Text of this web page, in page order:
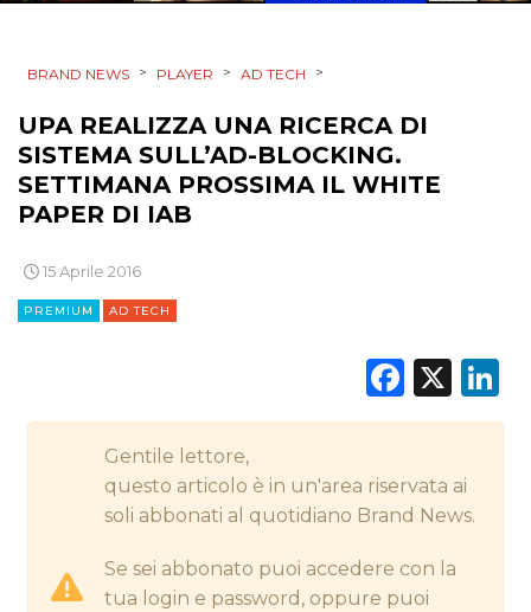
PUNTI VENDITA
STRATEGIE
RADIO / AUDIO
BRAND NEWS > PLAYER > AD TECH >
UPA REALIZZA UNA RICERCA DI
SISTEMA SULL’AD-BLOCKING.
SETTIMANA PROSSIMA IL WHITE
PAPER DI IAB
15 Aprile 2016
PREMIUM AD TECH
X
Gentile lettore,
questo articolo è in un'area riservata ai
soli abbonati al quotidiano Brand News.
Se sei abbonato puoi accedere con la
tua login e password, oppure puoi